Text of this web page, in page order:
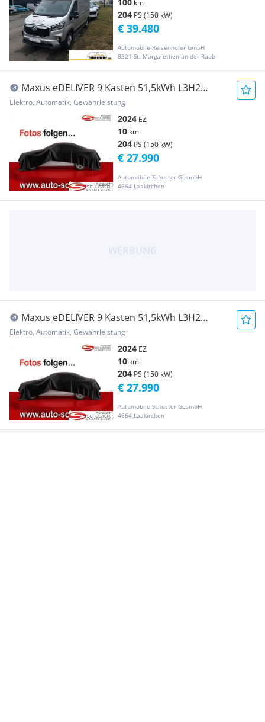
km
204 PS (150 kW)
Automobile Reisenhofer GmbH
8321 St. Margarethen an der Raab
€ 39.480
Maxus eDELIVER 9 Kasten 51,5kWh L3H2
Transporter / Kastenwagen
Elektro, Automatik, Gewährleistung
2024 EZ
10 km
204 PS (150 kW)
Automobile Schuster GesmbH
4664 Laakirchen
€ 27.990
Maxus eDELIVER 9 Kasten 51,5kWh L3H2
Transporter / Kastenwagen
Elektro, Automatik, Gewährleistung
2024 EZ
10 km
204 PS (150 kW)
Automobile Schuster GesmbH
4664 Laakirchen
€ 27.990